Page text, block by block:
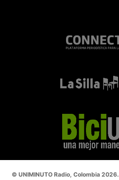
© UNIMINUTO Radio, Colombia 2026.